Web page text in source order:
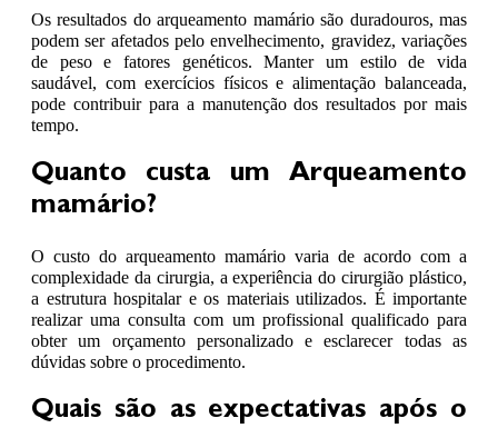
Os resultados do arqueamento mamário são duradouros, mas
podem ser afetados pelo envelhecimento, gravidez, variações
de peso e fatores genéticos. Manter um estilo de vida
saudável, com exercícios físicos e alimentação balanceada,
pode contribuir para a manutenção dos resultados por mais
tempo.
Quanto custa um Arqueamento
mamário?
O custo do arqueamento mamário varia de acordo com a
complexidade da cirurgia, a experiência do cirurgião plástico,
a estrutura hospitalar e os materiais utilizados. É importante
realizar uma consulta com um profissional qualificado para
obter um orçamento personalizado e esclarecer todas as
dúvidas sobre o procedimento.
Quais são as expectativas após o